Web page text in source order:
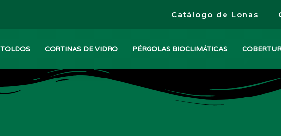
Catálogo de Lonas
TOLDOS CORTINAS DE VIDRO PÉRGOLAS BIOCLIMÁTICAS